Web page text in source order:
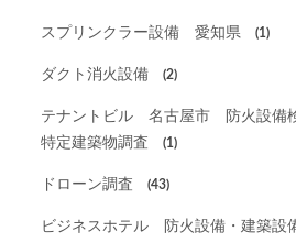
スプリンクラー設備 愛知県 (1)
ダクト消火設備 (2)
テナントビル 名古屋市 防火設
特定建築物調査
(1)
ドローン調査 (43)
ビジネスホテル 防火設備・建築設